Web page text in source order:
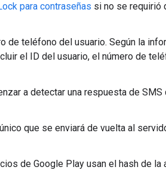
para contraseñas si no se requirió
de teléfono del usuario. Según la
el ID del usuario, el número de
a detectar una respuesta de SMS
que se enviará de vuelta al
de Google Play usan el hash de la